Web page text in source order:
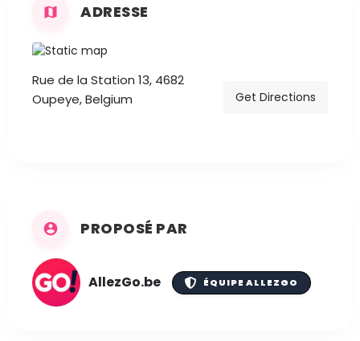
ADRESSE
Rue de la Station 13, 4682
Oupeye, Belgium
Get Directions
PROPOSÉ PAR
AllezGo.be ÉQUIPE ALLEZGO